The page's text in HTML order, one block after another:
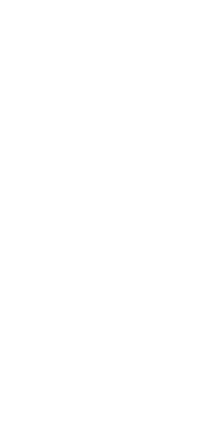
விழிப்புணர்வு!